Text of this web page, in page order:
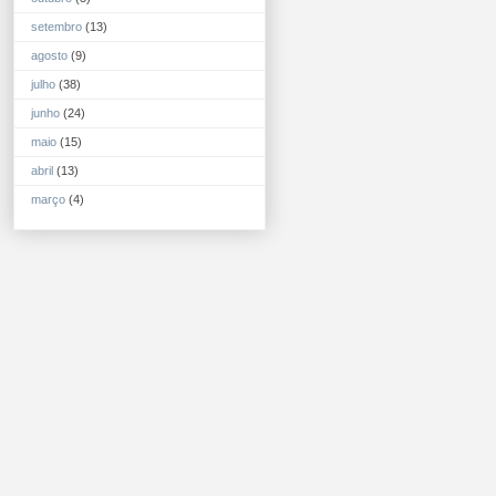
setembro (13)
agosto (9)
julho (38)
junho (24)
maio (15)
abril (13)
março (4)